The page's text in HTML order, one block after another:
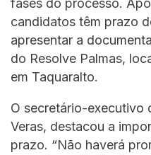
fases do processo.
candidatos têm prazo
apresentar a
do Resolve Palmas,
em Taquaralto.
O secretário-executivo
Veras, destacou a
prazo. “Não haverá